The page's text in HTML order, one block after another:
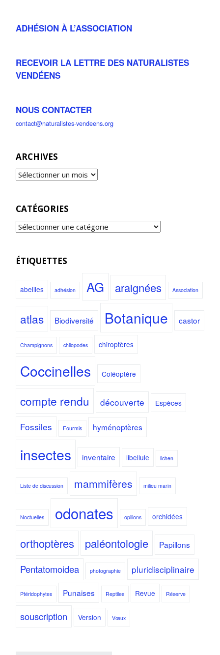
ADHÉSION À L’ASSOCIATION
RECEVOIR LA LETTRE DES NATURALISTES
VENDÉENS
NOUS CONTACTER
contact@naturalistes-vendeens.org
ARCHIVES
CATÉGORIES
ÉTIQUETTES
abeilles adhésion AG araignées Association
atlas Biodiversité Botanique castor
Champignons chilopodes chiroptères
Coccinelles Coléoptère
compte rendu découverte Espèces
Fossiles Fourmis hyménoptères
insectes inventaire libellule lichen
Liste de discussion mammifères milieu marin
Noctuelles odonates opilions orchidées
orthoptères paléontologie Papillons
Pentatomoidea photographie pluridisciplinaire
Ptéridophytes Punaises Reptiles Revue Réserve
souscription Version Vœux